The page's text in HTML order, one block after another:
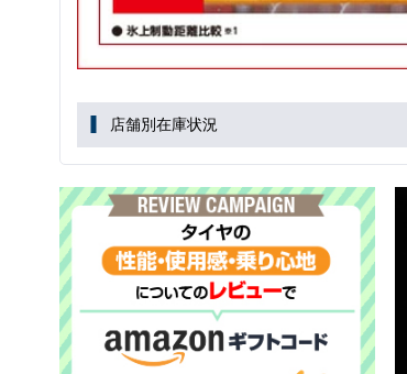
店舗別在庫状況